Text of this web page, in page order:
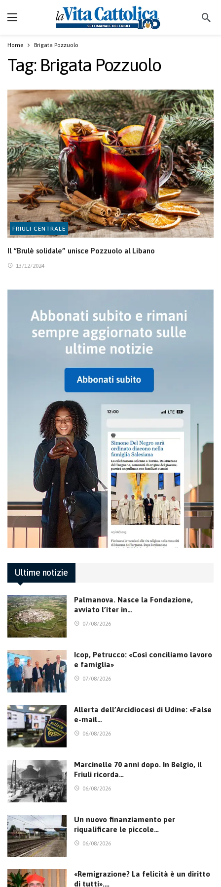
Home Brigata Pozzuolo
Tag: Brigata Pozzuolo
FRIULI CENTRALE
Il “Brulè solidale” unisce Pozzuolo al Libano
13/12/2024
Ultime notizie
Palmanova. Nasce la Fondazione,
avviato l’iter in…
07/08/2026
Icop, Petrucco: «Così conciliamo lavoro
e famiglia»
07/08/2026
Allerta dell’Arcidiocesi di Udine: «False
e-mail…
06/08/2026
Marcinelle 70 anni dopo. In Belgio, il
Friuli ricorda…
06/08/2026
Un nuovo finanziamento per
riqualificare le piccole…
06/08/2026
«Remigrazione? La felicità è un diritto
di tutti».…